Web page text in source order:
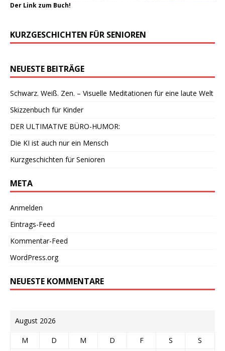
Der Link zum Buch!
KURZGESCHICHTEN FÜR SENIOREN
NEUESTE BEITRÄGE
Schwarz. Weiß. Zen. – Visuelle Meditationen für eine laute Welt
Skizzenbuch für Kinder
DER ULTIMATIVE BÜRO-HUMOR:
Die KI ist auch nur ein Mensch
Kurzgeschichten für Senioren
META
Anmelden
Eintrags-Feed
Kommentar-Feed
WordPress.org
NEUESTE KOMMENTARE
August 2026
M D M D F S
S